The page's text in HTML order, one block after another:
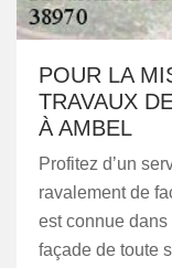
POUR LA
TRAVAUX
À AMBEL
Profitez d’un
ravalement de
est connue
façade de toute